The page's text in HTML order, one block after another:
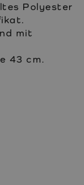
Polyester
mit
43 cm.